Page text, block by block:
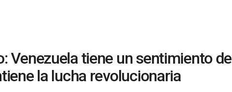
Venezuela tiene un sentimiento de
la lucha revolucionaria